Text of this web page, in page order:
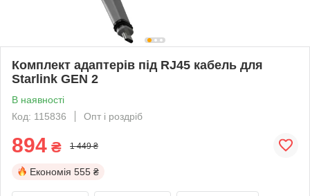
Комплект адаптерів під RJ45 кабель для
Starlink GEN 2
В наявності
Код: 115836
Опт і роздріб
894 ₴ 1 449 ₴
Економія 555 ₴